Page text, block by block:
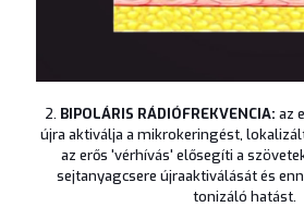
2. BIPOLÁRIS RÁDIÓFREKVENCIA: az
újra aktiválja a mikrokeringést,
az erős 'vérhívás' elősegíti a
sejtanyagcsere újraaktiválását és
tonizáló hatást.